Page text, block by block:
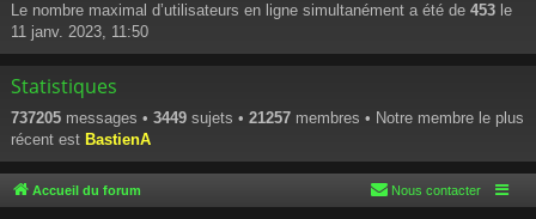
Le nombre maximal d’utilisateurs en ligne simultanément a été de 453 le
11 janv. 2023, 11:50
Statistiques
737205 messages • 3449 sujets • 21257 membres • Notre membre le plus
récent est BastienA
Accueil du forum Nous contacter